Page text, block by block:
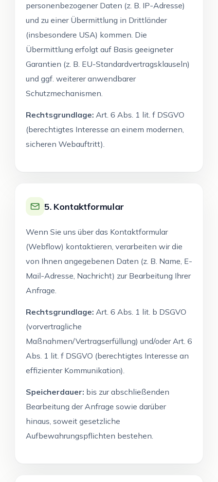
personenbezogener Daten (z. B. IP-Adresse)
und zu einer Übermittlung in Drittländer
(insbesondere USA) kommen. Die
Übermittlung erfolgt auf Basis geeigneter
Garantien (z. B. EU-Standardvertragsklauseln)
und ggf. weiterer anwendbarer
Schutzmechanismen.
Rechtsgrundlage: Art. 6 Abs. 1 lit. f DSGVO
(berechtigtes Interesse an einem modernen,
sicheren Webauftritt).
5. Kontaktformular
Wenn Sie uns über das Kontaktformular
(Webflow) kontaktieren, verarbeiten wir die
von Ihnen angegebenen Daten (z. B. Name, E-
Mail-Adresse, Nachricht) zur Bearbeitung Ihrer
Anfrage.
Rechtsgrundlage: Art. 6 Abs. 1 lit. b DSGVO
(vorvertragliche
Maßnahmen/Vertragserfüllung) und/oder Art. 6
Abs. 1 lit. f DSGVO (berechtigtes Interesse an
effizienter Kommunikation).
Speicherdauer: bis zur abschließenden
Bearbeitung der Anfrage sowie darüber
hinaus, soweit gesetzliche
Aufbewahrungspflichten bestehen.